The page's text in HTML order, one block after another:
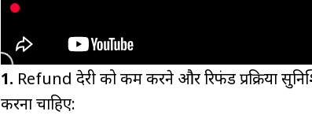
1. Refund देरी को कम करने और रिफंड प्रक्रिया
करना चाहिए: